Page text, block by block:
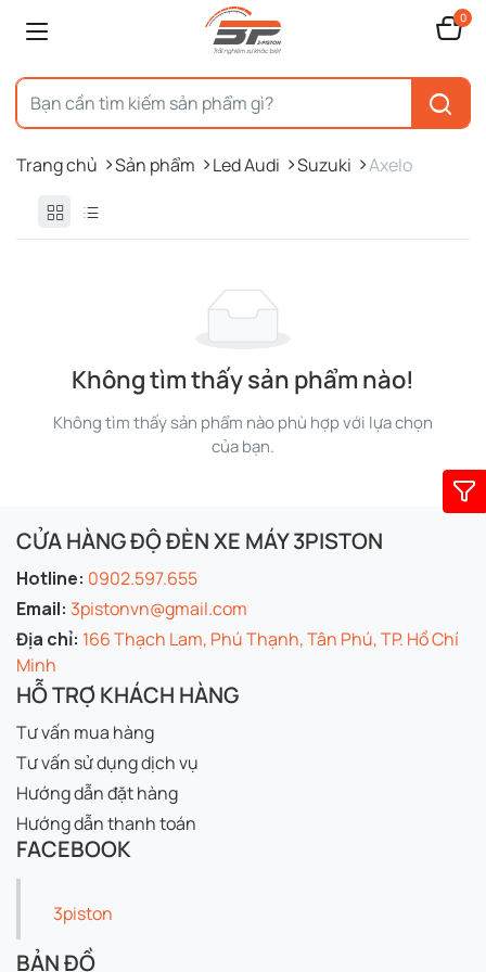
0
Trang chủ Sản phẩm Led Audi Suzuki Axelo
Không tìm thấy sản phẩm nào!
Không tìm thấy sản phẩm nào phù hợp với lựa chọn
của bạn.
CỬA HÀNG ĐỘ ĐÈN XE MÁY 3PISTON
Hotline: 0902.597.655
Email: 3pistonvn@gmail.com
Địa chỉ: 166 Thạch Lam, Phú Thạnh, Tân Phú, TP. Hồ Chí
Minh
HỖ TRỢ KHÁCH HÀNG
Tư vấn mua hàng
Tư vấn sử dụng dịch vụ
Hướng dẫn đặt hàng
Hướng dẫn thanh toán
FACEBOOK
3piston
BẢN ĐỒ